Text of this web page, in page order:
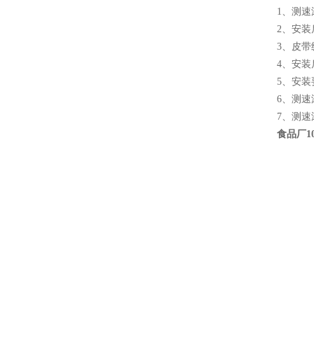
1、测
2、安装
3、皮带
4、安装
5、安装
6、测速
7、测
食品厂